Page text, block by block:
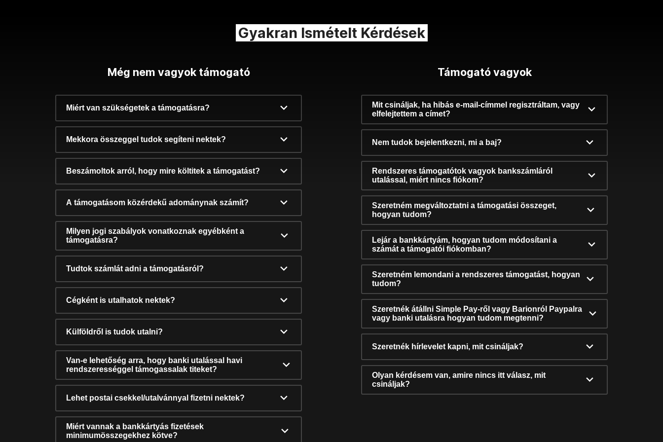
Gyakran Ismételt Kérdések
Még nem vagyok támogató
Miért van szükségetek a támogatásra?
Mekkora összeggel tudok segíteni nektek?
Beszámoltok arról, hogy mire költitek a támogatást?
A támogatásom közérdekű adománynak számít?
Milyen jogi szabályok vonatkoznak egyébként a
támogatásra?
Tudtok számlát adni a támogatásról?
Cégként is utalhatok nektek?
Külföldről is tudok utalni?
Van-e lehetőség arra, hogy banki utalással havi
rendszerességgel támogassalak titeket?
Lehet postai csekkel/utalvánnyal fizetni nektek?
Miért vannak a bankkártyás fizetések
minimumösszegekhez kötve?
Támogató vagyok
Mit csináljak, ha hibás e-mail-címmel regisztráltam, vagy
elfelejtettem a címet?
Nem tudok bejelentkezni, mi a baj?
Rendszeres támogatótok vagyok bankszámláról
utalással, miért nincs fiókom?
Szeretném megváltoztatni a támogatási összeget,
hogyan tudom?
Lejár a bankkártyám, hogyan tudom módosítani a
számát a támogatói fiókomban?
Szeretném lemondani a rendszeres támogatást, hogyan
tudom?
Szeretnék átállni Simple Pay-ről vagy Barionról Paypalra
vagy banki utalásra hogyan tudom megtenni?
Szeretnék hírlevelet kapni, mit csináljak?
Olyan kérdésem van, amire nincs itt válasz, mit
csináljak?